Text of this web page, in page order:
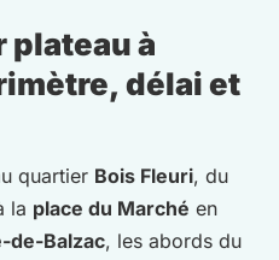
plateau à
délai et
quartier Bois Fleuri, du
la place du Marché en
de-Balzac, les abords du